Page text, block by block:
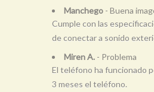
Manchego - Buena
Cumple con las
de conectar a sonido
Miren A. - Problema
El teléfono ha funcionado
3 meses el teléfono.